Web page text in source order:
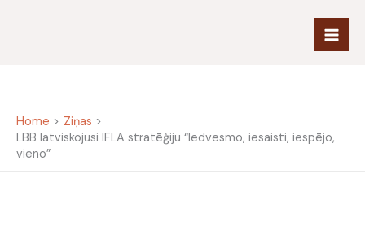
Home
Ziņas
LBB latviskojusi IFLA stratēģiju “Iedvesmo, iesaisti, iespējo,
vieno”